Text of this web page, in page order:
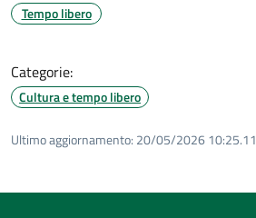
Tempo libero
Categorie:
Cultura e tempo libero
Ultimo aggiornamento: 20/05/2026 10:25.11